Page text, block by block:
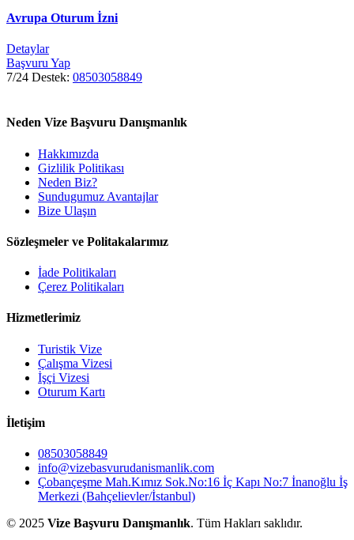
Avrupa Oturum İzni
Detaylar
Başvuru Yap
7/24 Destek: 08503058849
Neden Vize Başvuru Danışmanlık
Hakkımızda
Gizlilik Politikası
Neden Biz?
Sundugumuz Avantajlar
Bize Ulaşın
Sözleşmeler ve Politakalarımız
İade Politikaları
Çerez Politikaları
Hizmetlerimiz
Turistik Vize
Çalışma Vizesi
İşçi Vizesi
Oturum Kartı
İletişim
08503058849
info@vizebasvurudanismanlik.com
Çobançeşme Mah.Kımız Sok.No:16 İç Kapı No:7 İnanoğlu İş
Merkezi (Bahçelievler/İstanbul)
© 2025 Vize Başvuru Danışmanlık. Tüm Hakları saklıdır.